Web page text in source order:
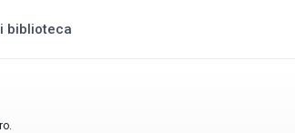
biblioteca